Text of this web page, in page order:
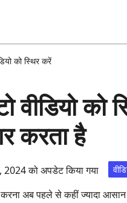
को स्थिर करें
को
करता है
को अपडेट किया गया
करना अब पहले से कहीं ज्यादा